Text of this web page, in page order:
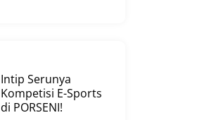
Intip Serunya
Kompetisi E-Sports
di PORSENI!